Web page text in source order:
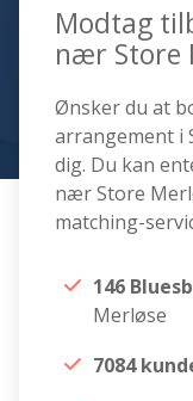
Modtag
nær Store
Ønsker du at
arrangement i
dig. Du kan
nær Store
matching-
146
Merløse
7084